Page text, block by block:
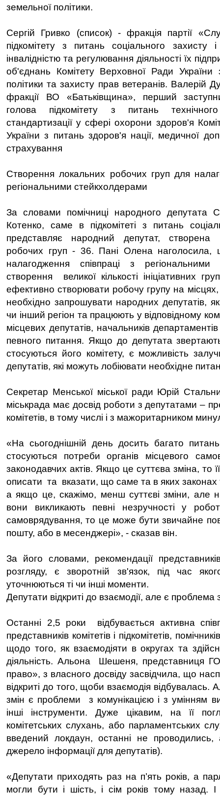
земельної політики.
Сергій Гривко (список) - фракція партії
підкомітету з питань соціального захисту і
інвалідністю та регулювання діяльності їх
об'єднань Комітету Верховної Ради України
політики та захисту прав ветеранів. Валерій
фракції ВО «Батьківщина», перший
голова підкомітету з питань
стандартизації у сфері охорони здоров'я
України з питань здоров'я нації, медичної
страхування
Створення локальних робочих груп для
регіональними стейкхолдерами
За словами помічниці народного депутата
Котенко, саме в підкомітеті з питань
представляє народний депутат, створена
робочих груп - 36. Пані Олена наголосила,
налагодження співпраці з
створення великої кількості ініціативних
ефективно створювати робочу групу на
необхідно запрошувати народних депутатів,
чи інший регіон та працюють у відповідному
місцевих депутатів, начальників
певного питання. Якщо до депутата
стосуються його комітету, є можливість
депутатів, які можуть лобіювати необхідне
Секретар Менської міської ради Юрій
міськрада має досвід роботи з депутатами –
комітетів, в тому числі і з мажоритарником
«На сьогоднішній день досить багато
стосуються потреби органів місцевого
законодавчих актів. Якщо це суттєва зміна, то
описати та вказати, що саме та в яких законах
а якщо це, скажімо, менш суттєві зміни, але
вони викликають певні незручності у
самоврядування, то це може бути звичайне
пошту, або в месенджері», - сказав він.
За його словами, рекомендації
розгляду, є зворотній зв'язок, під час
уточнюються ті чи інші моменти.
Депутати відкриті до взаємодії, але є проблема
Останні 2,5 роки відбувається активна
представників комітетів і підкомітетів,
щодо того, як взаємодіяти в округах та
діяльність. Альона Шешеня, представниця
право», з власного досвіду засвідчила, що
відкриті до того, щоби взаємодія відбувалась.
змін є проблеми з комунікацією і з умінням
інші інструменти. Дуже цікавим, на її
комітетських слухань, або парламентських
введений локдаун, останні не
джерело інформації для депутатів).
«Депутати приходять раз на п’ять років, а
могли бути і шість, і сім років тому назад.